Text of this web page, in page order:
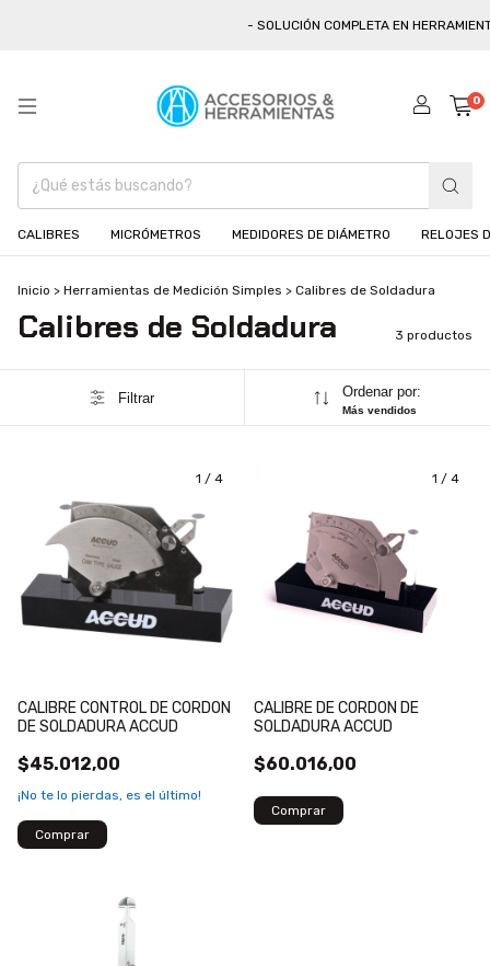
- SOLUCIÓN COMPLETA EN
0
CALIBRES MICRÓMETROS MEDIDORES DE DIÁMETRO RELOJES
Inicio > Herramientas de Medición Simples > Calibres de Soldadura
Calibres de Soldadura 3 productos
Filtrar Ordenar por:
Más vendidos
1 / 4
CALIBRE CONTROL DE CORDON
DE SOLDADURA ACCUD
$45.012,00
¡No te lo pierdas, es el último!
1 / 4
CALIBRE DE CORDON DE
SOLDADURA ACCUD
$60.016,00